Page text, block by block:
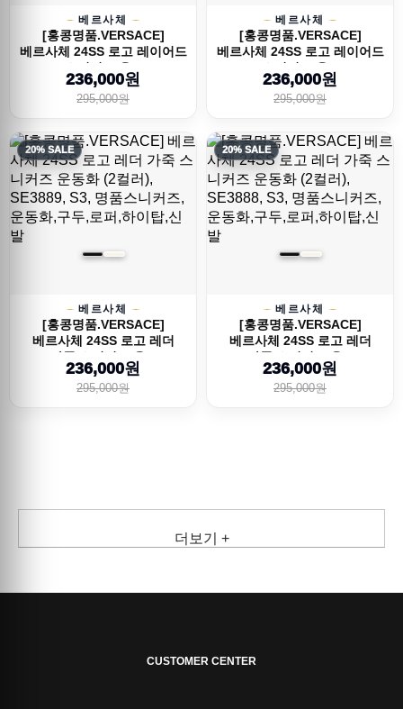
베르사체
[홍콩명품.VERSACE]
베르사체 24SS 로고 레이어드
스니커즈 운...
236,000원
295,000원
베르사체
[홍콩명품.VERSACE]
베르사체 24SS 로고 레이어드
스니커즈 운...
236,000원
295,000원
20% SALE
베르사체
[홍콩명품.VERSACE]
베르사체 24SS 로고 레더
가죽 스니커즈 운...
236,000원
295,000원
20% SALE
베르사체
[홍콩명품.VERSACE]
베르사체 24SS 로고 레더
가죽 스니커즈 운...
236,000원
295,000원
더보기 +
CUSTOMER CENTER